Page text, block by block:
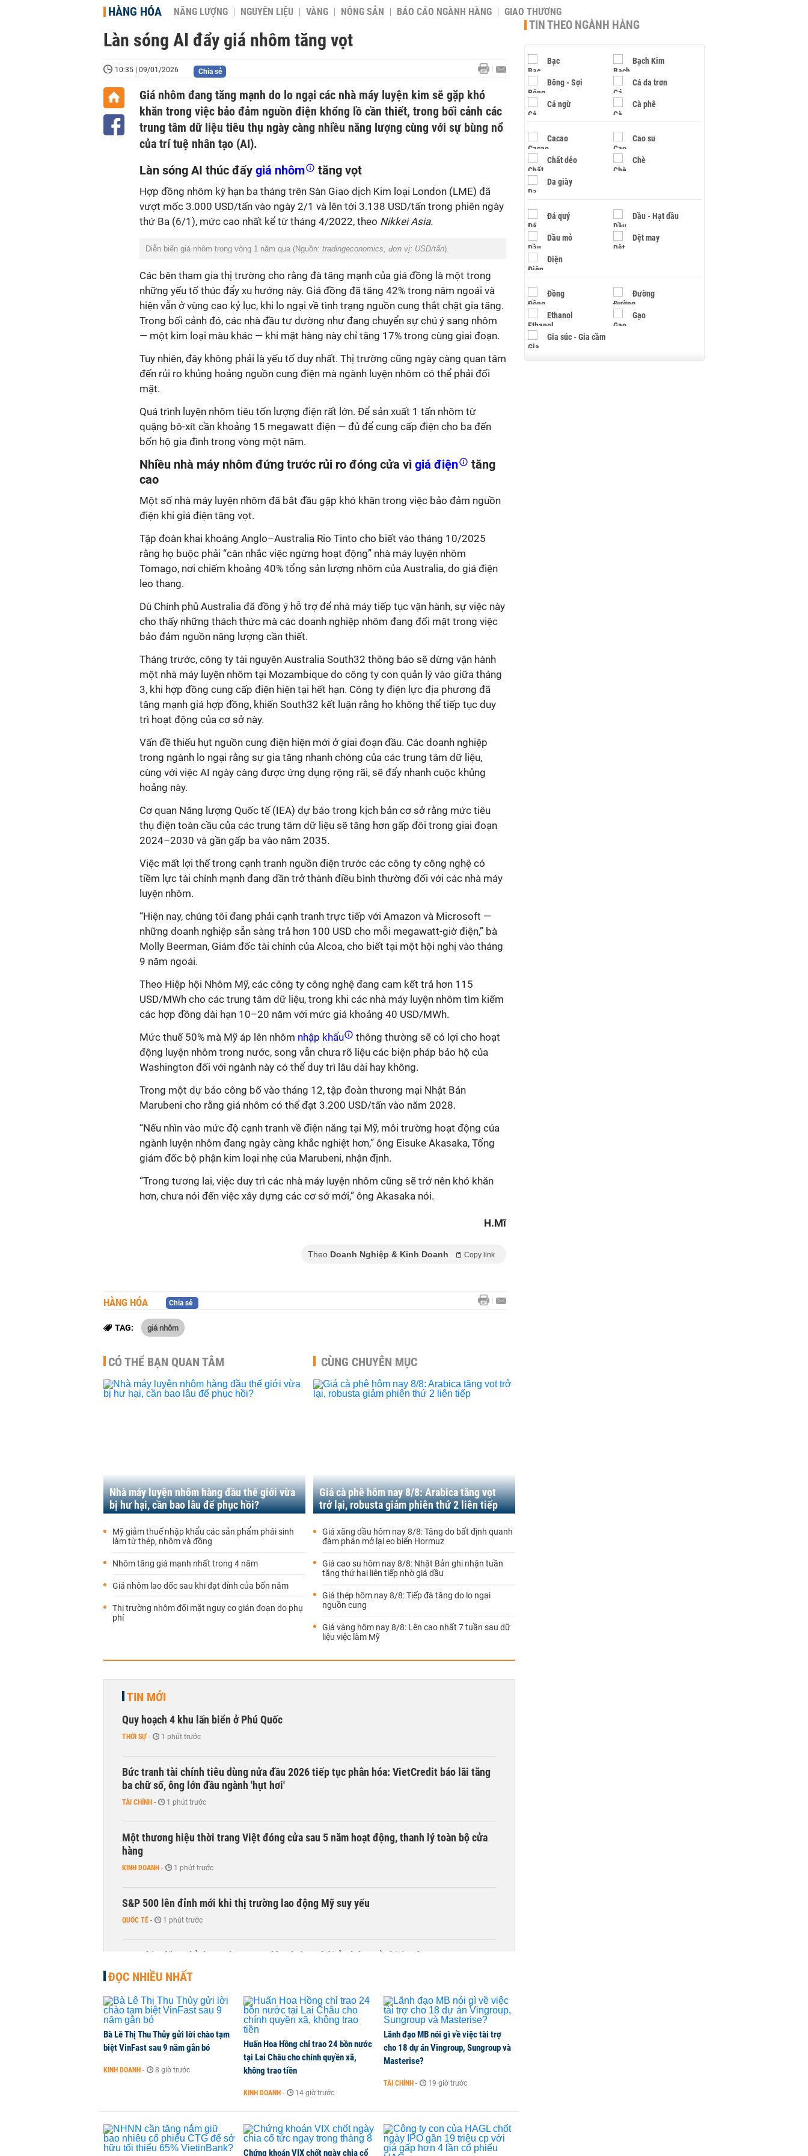
HÀNG HÓA NĂNG LƯỢNG NGUYÊN LIỆU VÀNG NÔNG SẢN BÁO CÁO NGÀNH HÀNG GIAO THƯƠNG
Làn sóng AI đẩy giá nhôm tăng vọt
10:35 | 09/01/2026 Chia sẻ
Giá nhôm đang tăng mạnh do lo ngại các nhà máy luyện kim sẽ gặp khó
khăn trong việc bảo đảm nguồn điện khổng lồ cần thiết, trong bối cảnh các
trung tâm dữ liệu tiêu thụ ngày càng nhiều năng lượng cùng với sự bùng nổ
của trí tuệ nhân tạo (AI).
Làn sóng AI thúc đẩy giá nhôm tăng vọt
Hợp đồng nhôm kỳ hạn ba tháng trên Sàn Giao dịch Kim loại London (LME) đã
vượt mốc 3.000 USD/tấn vào ngày 2/1 và lên tới 3.138 USD/tấn trong phiên ngày
thứ Ba (6/1), mức cao nhất kể từ tháng 4/2022, theo Nikkei Asia.
Diễn biến giá nhôm trong vòng 1 năm qua (Nguồn: tradingeconomics, đơn vị: USD/tấn).
Các bên tham gia thị trường cho rằng đà tăng mạnh của giá đồng là một trong
những yếu tố thúc đẩy xu hướng này. Giá đồng đã tăng 42% trong năm ngoái và
hiện vẫn ở vùng cao kỷ lục, khi lo ngại về tình trạng nguồn cung thắt chặt gia tăng.
Trong bối cảnh đó, các nhà đầu tư dường như đang chuyển sự chú ý sang nhôm
— một kim loại màu khác — khi mặt hàng này chỉ tăng 17% trong cùng giai đoạn.
Tuy nhiên, đây không phải là yếu tố duy nhất. Thị trường cũng ngày càng quan tâm
đến rủi ro khủng hoảng nguồn cung điện mà ngành luyện nhôm có thể phải đối
mặt.
Quá trình luyện nhôm tiêu tốn lượng điện rất lớn. Để sản xuất 1 tấn nhôm từ
quặng bô-xít cần khoảng 15 megawatt điện — đủ để cung cấp điện cho ba đến
bốn hộ gia đình trong vòng một năm.
Nhiều nhà máy nhôm đứng trước rủi ro đóng cửa vì giá điện
tăng
cao
Một số nhà máy luyện nhôm đã bắt đầu gặp khó khăn trong việc bảo đảm nguồn
điện khi giá điện tăng vọt.
Tập đoàn khai khoáng Anglo–Australia Rio Tinto cho biết vào tháng 10/2025
rằng họ buộc phải “cân nhắc việc ngừng hoạt động” nhà máy luyện nhôm
Tomago, nơi chiếm khoảng 40% tổng sản lượng nhôm của Australia, do giá điện
leo thang.
Dù Chính phủ Australia đã đồng ý hỗ trợ để nhà máy tiếp tục vận hành, sự việc này
cho thấy những thách thức mà các doanh nghiệp nhôm đang đối mặt trong việc
bảo đảm nguồn năng lượng cần thiết.
Tháng trước, công ty tài nguyên Australia South32 thông báo sẽ dừng vận hành
một nhà máy luyện nhôm tại Mozambique do công ty con quản lý vào giữa tháng
3, khi hợp đồng cung cấp điện hiện tại hết hạn. Công ty điện lực địa phương đã
tăng mạnh giá hợp đồng, khiến South32 kết luận rằng họ không thể tiếp tục duy
trì hoạt động của cơ sở này.
Vấn đề thiếu hụt nguồn cung điện hiện mới ở giai đoạn đầu. Các doanh nghiệp
trong ngành lo ngại rằng sự gia tăng nhanh chóng của các trung tâm dữ liệu,
cùng với việc AI ngày càng được ứng dụng rộng rãi, sẽ đẩy nhanh cuộc khủng
hoảng này.
Cơ quan Năng lượng Quốc tế (IEA) dự báo trong kịch bản cơ sở rằng mức tiêu
thụ điện toàn cầu của các trung tâm dữ liệu sẽ tăng hơn gấp đôi trong giai đoạn
2024–2030 và gần gấp ba vào năm 2035.
Việc mất lợi thế trong cạnh tranh nguồn điện trước các công ty công nghệ có
tiềm lực tài chính mạnh đang dần trở thành điều bình thường đối với các nhà máy
luyện nhôm.
“Hiện nay, chúng tôi đang phải cạnh tranh trực tiếp với Amazon và Microsoft —
những doanh nghiệp sẵn sàng trả hơn 100 USD cho mỗi megawatt-giờ điện,” bà
Molly Beerman, Giám đốc tài chính của Alcoa, cho biết tại một hội nghị vào tháng
9 năm ngoái.
Theo Hiệp hội Nhôm Mỹ, các công ty công nghệ đang cam kết trả hơn 115
USD/MWh cho các trung tâm dữ liệu, trong khi các nhà máy luyện nhôm tìm kiếm
các hợp đồng dài hạn 10–20 năm với mức giá khoảng 40 USD/MWh.
Mức thuế 50% mà Mỹ áp lên nhôm nhập khẩu
thông thường sẽ có lợi cho hoạt
động luyện nhôm trong nước, song vẫn chưa rõ liệu các biện pháp bảo hộ của
Washington đối với ngành này có thể duy trì lâu dài hay không.
Trong một dự báo công bố vào tháng 12, tập đoàn thương mại Nhật Bản
Marubeni cho rằng giá nhôm có thể đạt 3.200 USD/tấn vào năm 2028.
“Nếu nhìn vào mức độ cạnh tranh về điện năng tại Mỹ, môi trường hoạt động của
ngành luyện nhôm đang ngày càng khắc nghiệt hơn,” ông Eisuke Akasaka, Tổng
giám đốc bộ phận kim loại nhẹ của Marubeni, nhận định.
“Trong tương lai, việc duy trì các nhà máy luyện nhôm cũng sẽ trở nên khó khăn
hơn, chưa nói đến việc xây dựng các cơ sở mới,” ông Akasaka nói.
H.Mĩ
Theo Doanh Nghiệp & Kinh Doanh Copy link
HÀNG HÓA Chia sẻ
TAG: giá nhôm
CÓ THỂ BẠN QUAN TÂM
Nhà máy luyện nhôm hàng đầu thế giới vừa
bị hư hại, cần bao lâu để phục hồi?
Mỹ giảm thuế nhập khẩu các sản phẩm phái sinh
làm từ thép, nhôm và đồng
Nhôm tăng giá mạnh nhất trong 4 năm
Giá nhôm lao dốc sau khi đạt đỉnh của bốn năm
Thị trường nhôm đối mặt nguy cơ gián đoạn do phụ
phí
CÙNG CHUYÊN MỤC
Giá cà phê hôm nay 8/8: Arabica tăng vọt
trở lại, robusta giảm phiên thứ 2 liên tiếp
Giá xăng dầu hôm nay 8/8: Tăng do bất định quanh
đàm phán mở lại eo biển Hormuz
Giá cao su hôm nay 8/8: Nhật Bản ghi nhận tuần
tăng thứ hai liên tiếp nhờ giá dầu
Giá thép hôm nay 8/8: Tiếp đà tăng do lo ngại
nguồn cung
Giá vàng hôm nay 8/8: Lên cao nhất 7 tuần sau dữ
liệu việc làm Mỹ
TIN MỚI
Quy hoạch 4 khu lấn biển ở Phú Quốc
THỜI SỰ - 1 phút trước
Bức tranh tài chính tiêu dùng nửa đầu 2026 tiếp tục phân hóa: VietCredit báo lãi tăng
ba chữ số, ông lớn đầu ngành 'hụt hơi'
TÀI CHÍNH - 1 phút trước
Một thương hiệu thời trang Việt đóng cửa sau 5 năm hoạt động, thanh lý toàn bộ cửa
hàng
KINH DOANH - 1 phút trước
S&P 500 lên đỉnh mới khi thị trường lao động Mỹ suy yếu
QUỐC TẾ - 1 phút trước
Sau nhịp điều chỉnh mạnh, CTCK nhìn thấy cơ hội ở nhóm cổ phiếu nào?
CHỨNG KHOÁN - 1 phút trước
ĐỌC NHIỀU NHẤT
Bà Lê Thị Thu Thủy gửi lời chào tạm
biệt VinFast sau 9 năm gắn bó
KINH DOANH - 8 giờ trước
Huấn Hoa Hồng chỉ trao 24 bồn nước
tại Lai Châu cho chính quyền xã,
không trao tiền
KINH DOANH - 14 giờ trước
Lãnh đạo MB nói gì về việc tài trợ
cho 18 dự án Vingroup, Sungroup và
Masterise?
TÀI CHÍNH - 19 giờ trước
Chứng khoán VIX chốt ngày chia cổ
TIN THEO NGÀNH HÀNG
Bạc Bạch Kim
Bông - Sợi Cá da trơn
Cá ngừ Cà phê
Cacao Cao su
Chất dẻo Chè
Da giày
Đá quý Dầu - Hạt dầu
Dầu mỏ Dệt may
Điện
Đồng Đường
Ethanol Gạo
Gia súc - Gia cầm